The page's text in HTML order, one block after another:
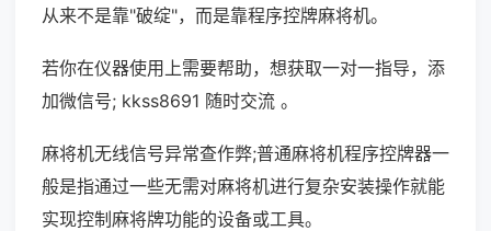
从来不是靠"破绽"，而是靠程序控牌麻将机。
若你在仪器使用上需要帮助，想获取一对一指导，添
加微信号; kkss8691 随时交流 。
麻将机无线信号异常查作弊;普通麻将机程序控牌器一
般是指通过一些无需对麻将机进行复杂安装操作就能
实现控制麻将牌功能的设备或工具。